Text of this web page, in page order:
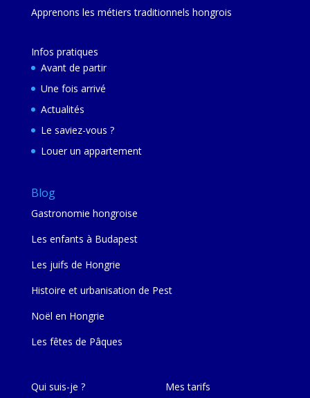
Apprenons les métiers traditionnels hongrois
Infos pratiques
Avant de partir
Une fois arrivé
Actualités
Le saviez-vous ?
Louer un appartement
Blog
Gastronomie hongroise
Les enfants à Budapest
Les juifs de Hongrie
Histoire et urbanisation de Pest
Noël en Hongrie
Les fêtes de Pâques
Qui suis-je ? Mes tarifs